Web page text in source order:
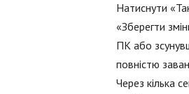
Натиснути
«Зберегти
ПК або
повністю
Через кілька